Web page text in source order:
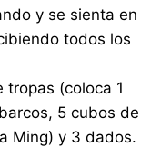
y se sienta en
todos los
tropas (coloca 1
5 cubos de
Ming) y 3 dados.